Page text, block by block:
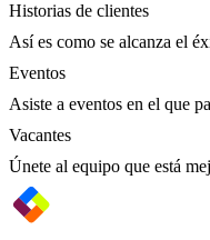
Historias de clientes
Así es como se alcanza el
Eventos
Asiste a eventos en el que
Vacantes
Únete al equipo que está